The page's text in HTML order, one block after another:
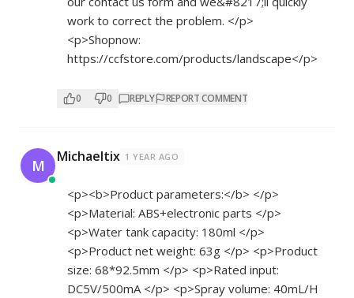
work to correct the problem. </p>
<p>Shopnow:
https://ccfstore.com/products/landscape</p>
0 0 REPLY REPORT COMMENT
M Michaeltix 1 YEAR AGO
<p><b>Product parameters:</b> </p>
<p>Material: ABS+electronic parts </p>
<p>Water tank capacity: 180ml </p>
<p>Product net weight: 63g </p> <p>Product
size: 68*92.5mm </p> <p>Rated input:
DC5V/500mA </p> <p>Spray volume: 40mL/H